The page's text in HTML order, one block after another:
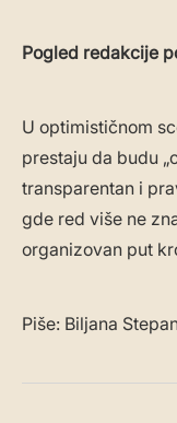
Pogled redakcije
U optimističnom
prestaju da budu
transparentan i
gde red više ne
organizovan put
Piše: Biljana